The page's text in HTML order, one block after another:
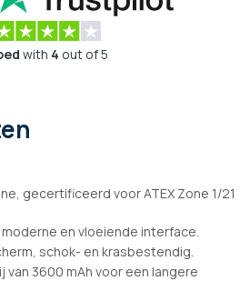
with 4 out of 5
gecertificeerd voor ATEX Zone 1/21
en vloeiende interface.
schok- en krasbestendig.
3600 mAh voor een langere